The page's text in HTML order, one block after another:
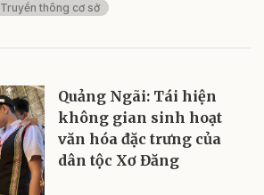
Truyền thông cơ sở
Quảng Ngãi: Tái hiện
không gian sinh hoạt
văn hóa đặc trưng của
dân tộc Xơ Đăng